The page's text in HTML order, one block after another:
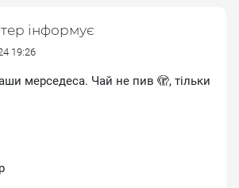
інформує
19:26
мерседеса. Чай не пив 🫣, тільки